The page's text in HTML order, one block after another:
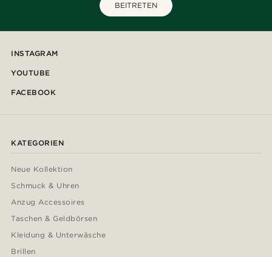
BEITRETEN
INSTAGRAM
YOUTUBE
FACEBOOK
KATEGORIEN
Neue Kollektion
Schmuck & Uhren
Anzug Accessoires
Taschen & Geldbörsen
Kleidung & Unterwäsche
Brillen